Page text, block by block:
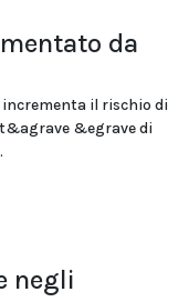
da
il rischio di
&egrave di
negli